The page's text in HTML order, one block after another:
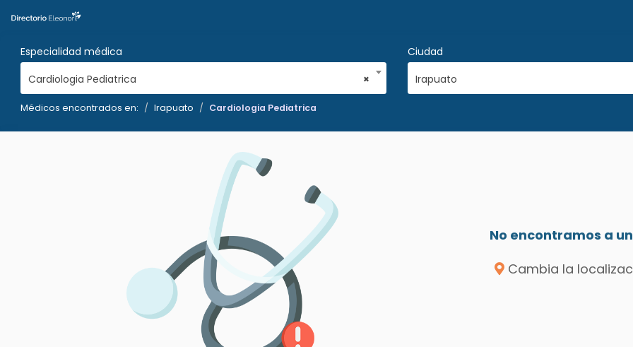
Especialidad médica
×
Cardiologia Pediatrica
Ciudad
Irapuato
Médicos encontrados en: Irapuato Cardiologia Pediatrica
No encontramos a
Cambia la